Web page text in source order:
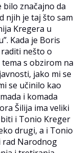
značajno da
njih je taj što sam
Kregera u
Kada je Boris
nešto o
s obzirom na
jako mi se
se učinilo kao
i komada
Šilija ima veliki
i Tonio Kreger
drugi, a i Tonio
rad Narodnog